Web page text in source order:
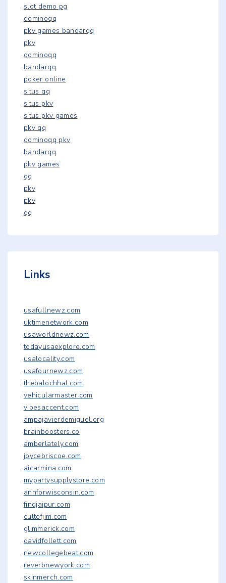
slot demo pg
dominoqq
pkv games bandarqq
pkv
dominoqq
bandarqq
poker online
situs qq
situs pkv
situs pkv games
pkv qq
dominoqq pkv
bandarqq
pkv games
qq
pkv
pkv
qq
Links
usafullnewz.com
uktimenetwork.com
usaworldnewz.com
todayusaexplore.com
usalocality.com
usafournewz.com
thebalochhal.com
vehicularmaster.com
vibesaccent.com
ampajavierdemiguel.org
brainboosters.co
amberlately.com
joycebriscoe.com
aicarmina.com
mypartysupplystore.com
annforwisconsin.com
findjaipur.com
cultofjim.com
glimmerick.com
davidfollett.com
newcollegebeat.com
reverbnewyork.com
skinmerch.com